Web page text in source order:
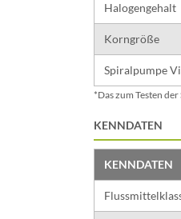
Halogengehalt
Korngröße
Spiralpumpe
*Das zum Testen
KENNDATEN
KENNDATEN